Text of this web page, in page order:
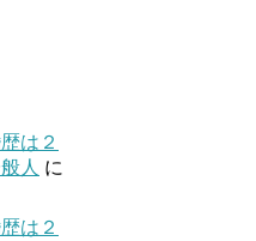
は２
人 に
は２